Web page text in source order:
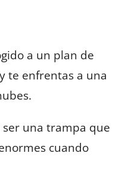
a un plan de
te enfrentas a una
ser una trampa que
cuando